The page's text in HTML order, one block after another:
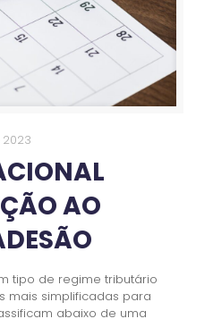
AO
tipo de regime tributário
mais simplificadas para
abaixo de uma